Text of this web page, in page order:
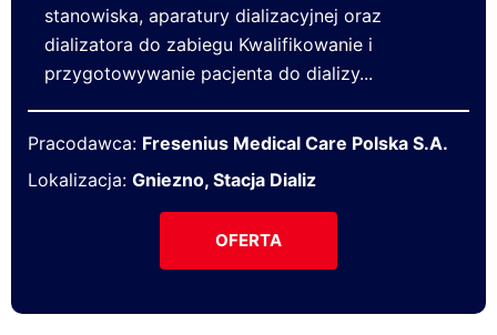
stanowiska, aparatury dializacyjnej oraz
dializatora do zabiegu Kwalifikowanie i
przygotowywanie pacjenta do dializy...
Pracodawca: Fresenius Medical Care Polska S.A.
Lokalizacja: Gniezno, Stacja Dializ
OFERTA